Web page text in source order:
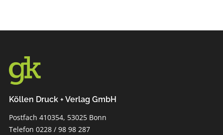
Köllen Druck + Verlag GmbH
Postfach 410354, 53025 Bonn
Telefon 0228 / 98 98 287